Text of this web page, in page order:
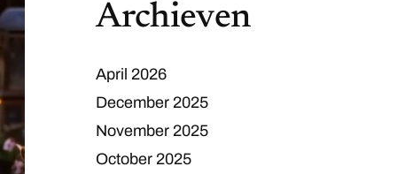
Archieven
April 2026
December 2025
November 2025
October 2025